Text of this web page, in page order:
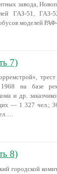
завода,
ГАЗ-51,
моделей
7)
на базе
и др.
— 1 327 чел.;
8)
городской